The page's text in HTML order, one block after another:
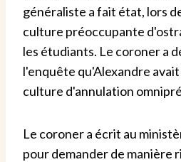
généraliste a fait état, lors
culture préoccupante
les étudiants. Le coroner a
l'enquête qu'Alexandre
culture d'annulation
Le coroner a écrit au
pour demander de manière